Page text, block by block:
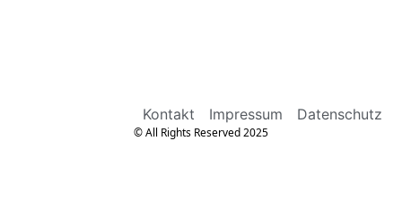
Kontakt Impressum Datenschutz
© All Rights Reserved 2025